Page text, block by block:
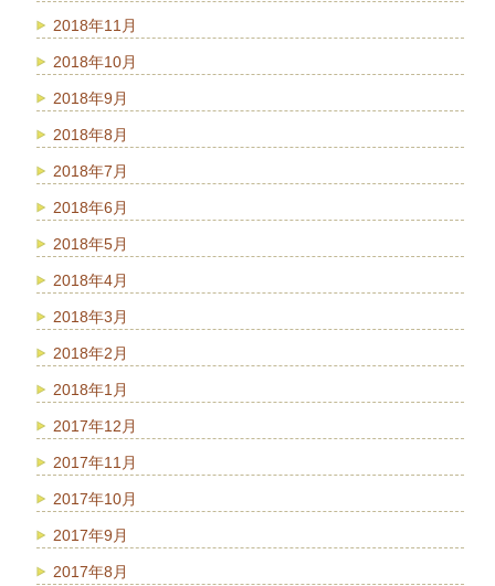
2018年11月
2018年10月
2018年9月
2018年8月
2018年7月
2018年6月
2018年5月
2018年4月
2018年3月
2018年2月
2018年1月
2017年12月
2017年11月
2017年10月
2017年9月
2017年8月